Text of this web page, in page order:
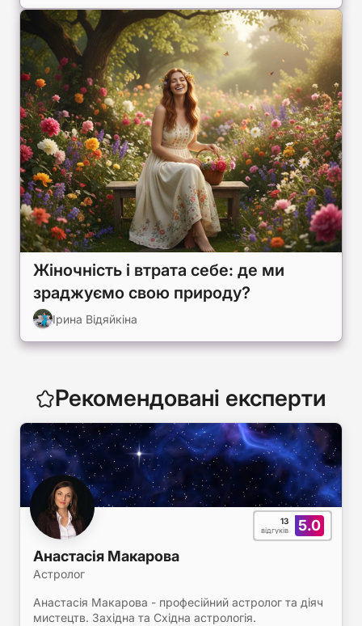
Жіночність і втрата себе: де ми
зраджуємо свою природу?
Ірина Відяйкіна
Рекомендовані експерти
5.0
13
відгуків
Анастасія Макарова
Астролог
Анастасія Макарова - професійний астролог та діяч
мистецтв. Західна та Східна астрологія.